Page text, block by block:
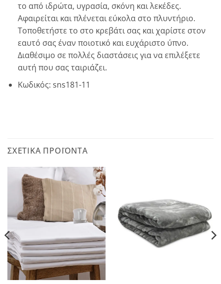
το από ιδρώτα, υγρασία, σκόνη και λεκέδες.
Αφαιρείται και πλένεται εύκολα στο πλυντήριο.
Τοποθετήστε το στο κρεβάτι σας και χαρίστε στον
εαυτό σας έναν ποιοτικό και ευχάριστο ύπνο.
Διαθέσιμο σε πολλές διαστάσεις για να επιλέξετε
αυτή που σας ταιριάζει.
Κωδικός: sns181-11
ΣΧΕΤΙΚΆ ΠΡΟΪΌΝΤΑ